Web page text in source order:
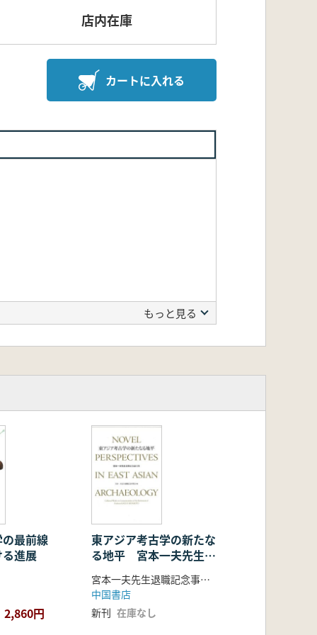
店内在庫
カートに入れる
もっと見る
の最前線
進展
2,860円
東アジア考古学の新たな
る地平 宮本一夫先生退
職記念論文集 (上下巻2
冊組)
宮本一夫先生退職記念事業会 編
中国書店
新刊 在庫なし